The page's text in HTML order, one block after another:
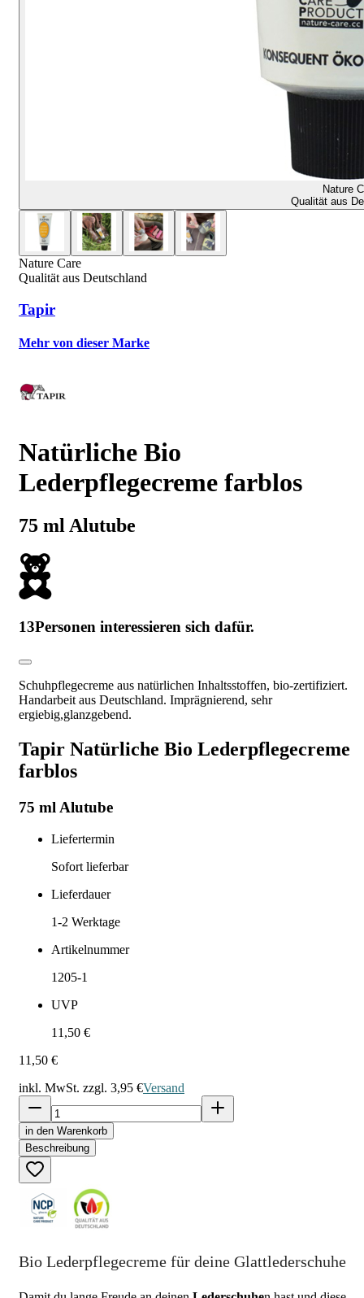
Nature
Qualität aus
Nature Care
Qualität aus Deutschland
Tapir
Mehr von dieser Marke
Natürliche Bio
Lederpflegecreme farblos
75 ml Alutube
13Personen interessieren sich dafür.
Schuhpflegecreme aus natürlichen Inhaltsstoffen, bio-zertifiziert.
Handarbeit aus Deutschland. Imprägnierend, sehr
ergiebig,glanzgebend.
Tapir Natürliche Bio Lederpflegecreme
farblos
75 ml Alutube
Liefertermin
Sofort lieferbar
Lieferdauer
1-2 Werktage
Artikelnummer
1205-1
UVP
11,50 €
11,50 €
inkl. MwSt. zzgl. 3,95 €Versand
in den Warenkorb
Beschreibung
Bio Lederpflegecreme für deine Glattlederschuhe